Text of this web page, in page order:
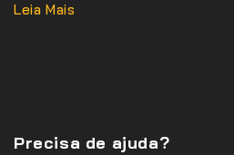
Leia Mais
Precisa de ajuda?